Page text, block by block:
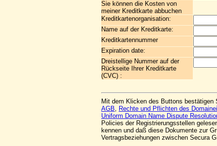
Sie können die Kosten von
meiner Kreditkarte abbuchen
Kreditkartenorganisation:
Name auf der Kreditkarte:
Kreditkartennummer
Expiration date:
Dreistellige Nummer auf der
Rückseite Ihrer Kreditkarte
(CVC) :
Mit dem Klicken des Buttons bestätigen
AGB, Rechte und Pflichten des
Uniform Domain Name Dispute
Policies der Registrierungsstellen
kennen und daß diese Dokumente zur
Vertragsbeziehungen zwischen Secura